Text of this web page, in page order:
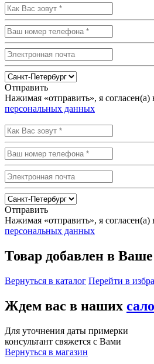
Отправить
Нажимая «отправить», я согласен(а)
персональных данных
Отправить
Нажимая «отправить», я согласен(а)
персональных данных
Товар добавлен в
Вернуться в каталог Перейти в
Ждем вас в наших
Для уточнения даты примерки
консультант свяжется с Вами
Вернуться в магазин